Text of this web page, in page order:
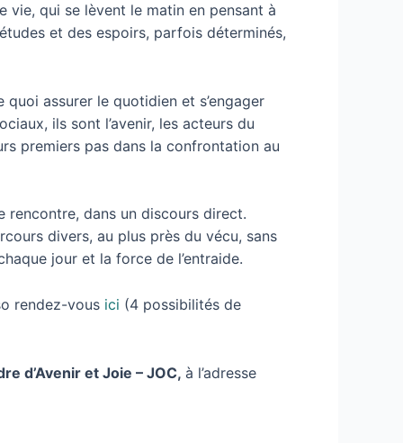
vie, qui se lèvent le matin en pensant à
et des espoirs, parfois déterminés,
assurer le quotidien et s’engager
ils sont l’avenir, les acteurs du
premiers pas dans la confrontation au
dans un discours direct.
divers, au plus près du vécu, sans
jour et la force de l’entraide.
rendez-vous ici (4 possibilités de
d’Avenir et Joie – JOC, à l’adresse